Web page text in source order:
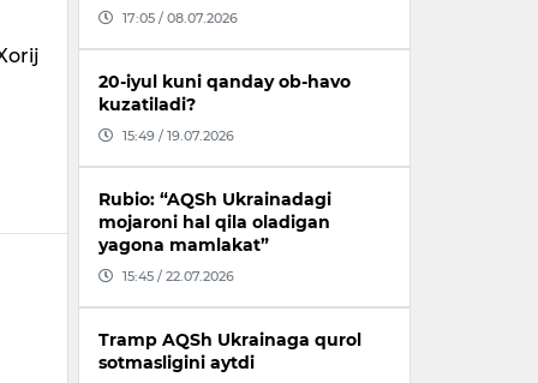
17:05 / 08.07.2026
20-iyul kuni qanday ob-havo
kuzatiladi?
15:49 / 19.07.2026
Rubio: “AQSh Ukrainadagi
mojaroni hal qila oladigan
yagona mamlakat”
15:45 / 22.07.2026
Tramp AQSh Ukrainaga qurol
sotmasligini aytdi